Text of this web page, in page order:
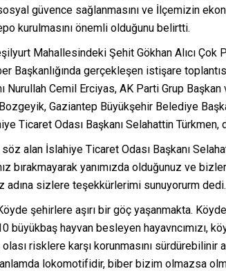
güvence sağlanmasını ve İlçemizin
kurulmasını önemli olduğunu belirtti.
Mahallesindeki Şehit Gökhan Alıcı
Başkanlığında gerçekleşen istişare
Nurullah Cemil Erciyas, AK Parti Grup
Gaziantep Büyükşehir Belediye
Ticaret Odası Başkanı Selahattin Türkmen,
söz alan İslahiye Ticaret Odası Başkanı
bırakmayarak yanımızda olduğunuz ve
adına sizlere teşekkürlerimi sunuyorurm dedi.
şehirlere aşırı bir göç yaşanmakta.
büyükbaş hayvan besleyen hayavncımızı,
risklere karşı korunmasını sürdürebilinir
lokomotifidir, biber bizim olmazsa